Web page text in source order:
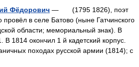
Фёдорович — (1795 1826), поэт
провёл в селе Батово (ныне Гатчинского
области; мемориальный знак). В
В 1814 окончил 1 й кадетский корпус.
походах русской армии (1814); с